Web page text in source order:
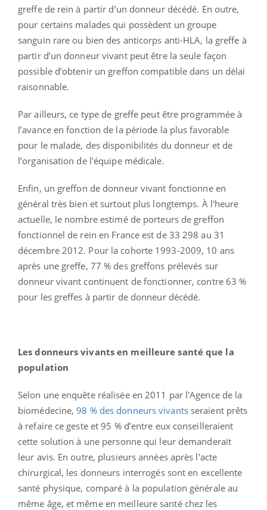
greffe de rein à partir d’un donneur décédé. En outre,
pour certains malades qui possèdent un groupe
sanguin rare ou bien des anticorps anti-HLA, la greffe à
partir d’un donneur vivant peut être la seule façon
possible d’obtenir un greffon compatible dans un délai
raisonnable.
Par ailleurs, ce type de greffe peut être programmée à
l’avance en fonction de la période la plus favorable
pour le malade, des disponibilités du donneur et de
l’organisation de l’équipe médicale.
Enfin, un greffon de donneur vivant fonctionne en
général très bien et surtout plus longtemps. À l'heure
actuelle, le nombre estimé de porteurs de greffon
fonctionnel de rein en France est de 33 298 au 31
décembre 2012. Pour la cohorte 1993-2009, 10 ans
après une greffe, 77 % des greffons prélevés sur
donneur vivant continuent de fonctionner, contre 63 %
pour les greffes à partir de donneur décédé.
Les donneurs vivants en meilleure santé que la
population
Selon une enquête réalisée en 2011 par l'Agence de la
biomédecine,98 % des donneurs vivantsseraient prêts
à refaire ce geste et 95 % d’entre eux conseilleraient
cette solution à une personne qui leur demanderait
leur avis. En outre, plusieurs années après l’acte
chirurgical, les donneurs interrogés sont en excellente
santé physique, comparé à la population générale au
même âge, et même en meilleure santé chez les